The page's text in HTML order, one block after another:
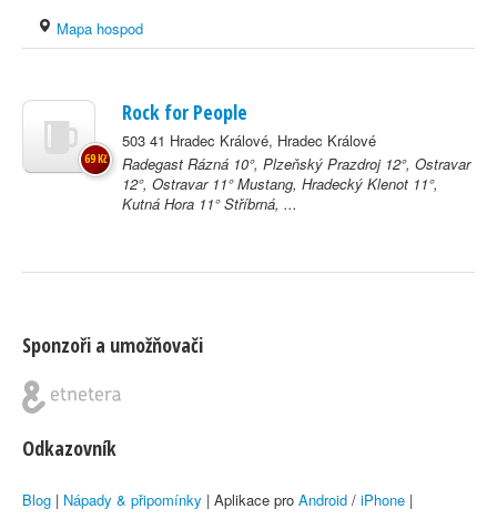
Mapa hospod
Rock for People
503 41 Hradec Králové, Hradec Králové
Radegast Rázná 10°, Plzeňský Prazdroj 12°, Ostravar
12°, Ostravar 11° Mustang, Hradecký Klenot 11°,
Kutná Hora 11° Stříbrná, ...
69 Kč
Sponzoři a umožňovači
Odkazovník
Blog | Nápady & připomínky | Aplikace pro Android / iPhone |